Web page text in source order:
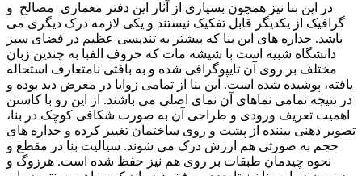
در این بنا نیز همچون بسیاری از آثار این دفتر معماری مصالح و
گرافیک از یکدیگر قابل تفکیک نیستند و یکی لازمه درک دیگری می
باشد. جداره های این بنا که بیشتر به تندیسی عظیم در فضای سبز
دانشگاه شبیه است با شیشه مات که حروف الفبا به چندین زبان
مختلف بر روی آن تایپوگرافی شده و به بافتی نامتعارف استحاله
یافته، پوشیده شده است. این بنا از تمامی زوایا در معرض دید بوده و
در نتیجه تمامی نماهای آن نمای اصلی می باشند. از این رو با کاستن
اهمیت تعریف ورودی و طراحی آن به صورت شکافی کوچک در بنا،
تصویر ذهنی بیننده از پشت و روی ساختمان تغییر کرده و جداره های
حجم به صورتی هم ارزش درک می شوند. سیالیت بنا در مقطع و
نحوه چیدمان طبقات بر روی هم نیز حفظ شده است. هرزوگ و